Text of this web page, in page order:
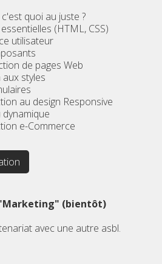
c'est quoi au juste ?
(HTML, CSS)
utilisateur
de pages Web
styles
au design Responsive
e-Commerce
(bientôt)
avec une autre asbl.